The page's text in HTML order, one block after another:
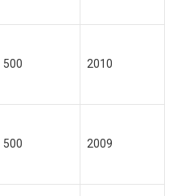
500 2010
500 2009